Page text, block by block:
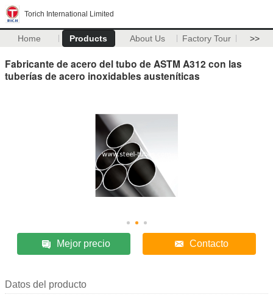
Torich International Limited
Home Products About Us Factory Tour >>
Fabricante de acero del tubo de ASTM A312 con las
tuberías de acero inoxidables austeníticas
Mejor precio Contacto
Datos del producto